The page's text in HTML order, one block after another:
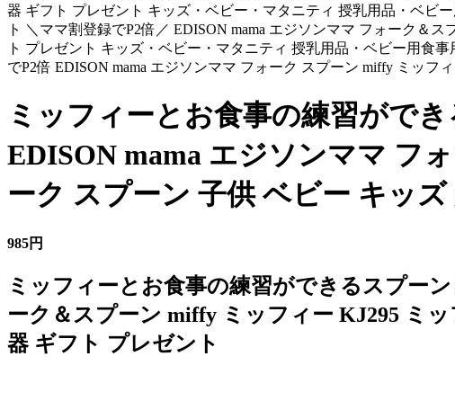
器 ギフト プレゼント キッズ・ベビー・マタニティ 授乳用品・ベビ
ト ＼ママ割登録でP2倍／ EDISON mama エジソンママ フォーク＆
ト プレゼント キッズ・ベビー・マタニティ 授乳用品・ベビー用食
でP2倍 EDISON mama エジソンママ フォーク スプーン miffy ミッ
ミッフィーとお食事の練習がで
EDISON mama エジソンママ フ
ーク スプーン 子供 ベビー キッ
985円
ミッフィーとお食事の練習ができるスプー
ーク＆スプーン miffy ミッフィー KJ295 ミ
器 ギフト プレゼント